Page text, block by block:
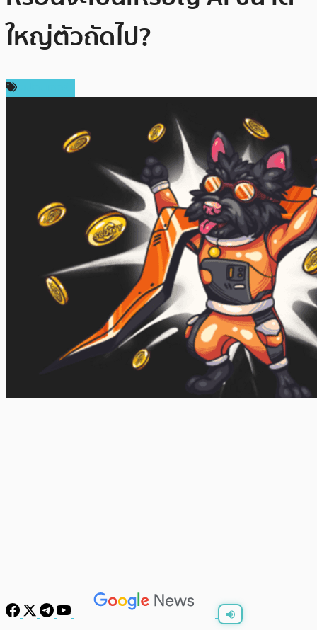
ใหญ่ตัวถัดไป?